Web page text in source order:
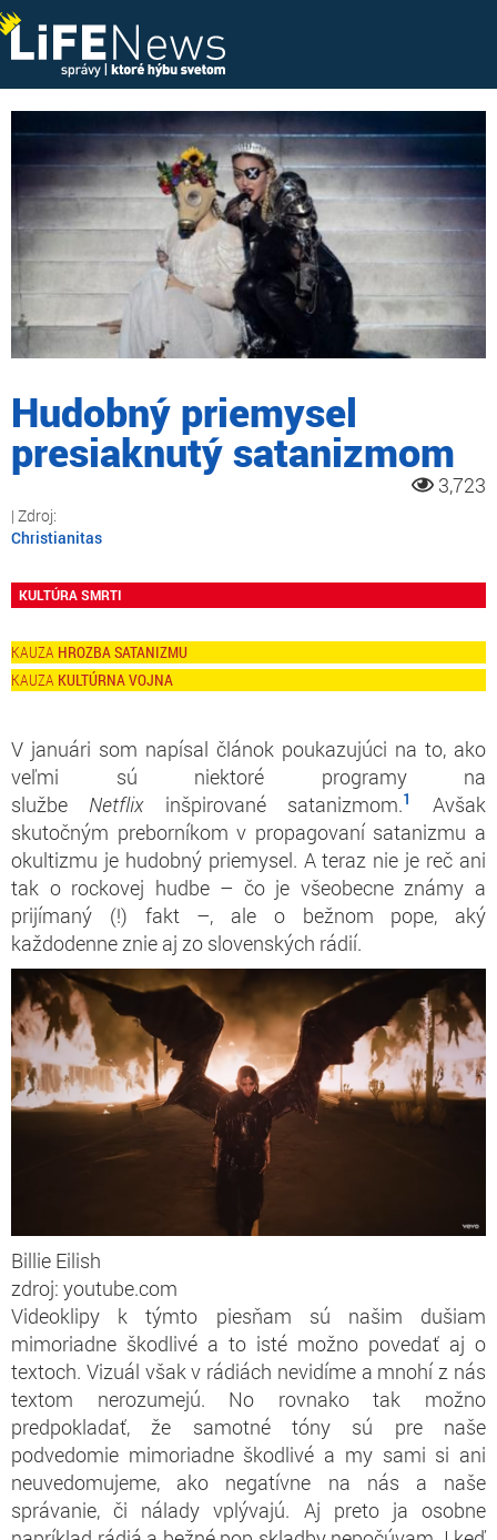
Hudobný priemysel
presiaknutý satanizmom
3,723
Christianitas
KULTÚRA SMRTI
HROZBA SATANIZMU
KULTÚRNA VOJNA
V januári som napísal článok poukazujúci na to, ako
veľmi sú niektoré programy na
službe Netflixinšpirované satanizmom.1
Avšak
skutočným preborníkom v propagovaní satanizmu a
okultizmu je hudobný priemysel. A teraz nie je reč ani
tak o rockovej hudbe – čo je všeobecne známy a
prijímaný (!) fakt –, ale o bežnom pope, aký
každodenne znie aj zo slovenských rádií.
Billie Eilish
zdroj: youtube.com
Videoklipy k týmto piesňam sú našim dušiam
mimoriadne škodlivé a to isté možno povedať aj o
textoch. Vizuál však v rádiách nevidíme a mnohí z nás
textom nerozumejú. No rovnako tak možno
predpokladať, že samotné tóny sú pre naše
podvedomie mimoriadne škodlivé a my sami si ani
neuvedomujeme, ako negatívne na nás a naše
správanie, či nálady vplývajú. Aj preto ja osobne